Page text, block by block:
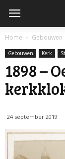
Home Gebouwen
Gebouwen Kerk
1898 –
24 september 2019